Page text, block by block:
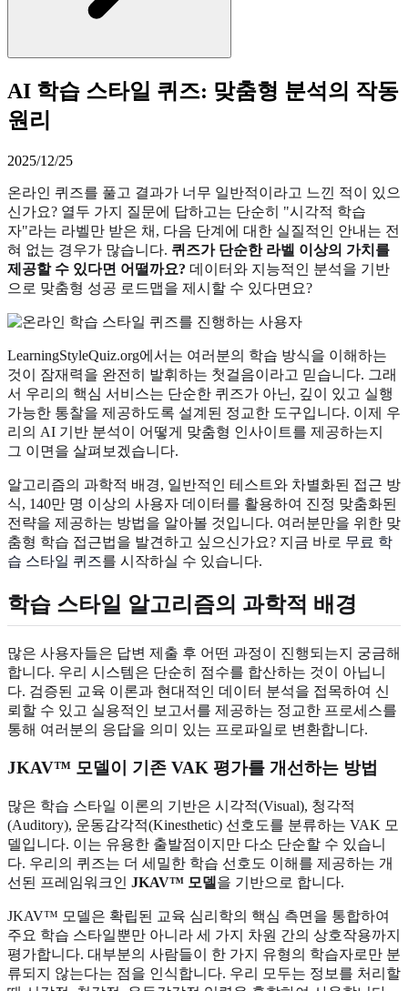
AI 학습 스타일 퀴즈: 맞춤형 분석의 작동
원리
2025/12/25
온라인 퀴즈를 풀고 결과가 너무 일반적이라고 느낀 적이 있으
신가요? 열두 가지 질문에 답하고는 단순히 "시각적 학습
자"라는 라벨만 받은 채, 다음 단계에 대한 실질적인 안내는 전
혀 없는 경우가 많습니다. 퀴즈가 단순한 라벨 이상의 가치를
제공할 수 있다면 어떨까요? 데이터와 지능적인 분석을 기반
으로 맞춤형 성공 로드맵을 제시할 수 있다면요?
LearningStyleQuiz.org에서는 여러분의 학습 방식을 이해하는
것이 잠재력을 완전히 발휘하는 첫걸음이라고 믿습니다. 그래
서 우리의 핵심 서비스는 단순한 퀴즈가 아닌, 깊이 있고 실행
가능한 통찰을 제공하도록 설계된 정교한 도구입니다. 이제 우
리의 AI 기반 분석이 어떻게 맞춤형 인사이트를 제공하는지
그 이면을 살펴보겠습니다.
알고리즘의 과학적 배경, 일반적인 테스트와 차별화된 접근 방
식, 140만 명 이상의 사용자 데이터를 활용하여 진정 맞춤화된
전략을 제공하는 방법을 알아볼 것입니다. 여러분만을 위한 맞
춤형 학습 접근법을 발견하고 싶으신가요? 지금 바로 무료 학
습 스타일 퀴즈를 시작하실 수 있습니다.
학습 스타일 알고리즘의 과학적 배경
많은 사용자들은 답변 제출 후 어떤 과정이 진행되는지 궁금해
합니다. 우리 시스템은 단순히 점수를 합산하는 것이 아닙니
다. 검증된 교육 이론과 현대적인 데이터 분석을 접목하여 신
뢰할 수 있고 실용적인 보고서를 제공하는 정교한 프로세스를
통해 여러분의 응답을 의미 있는 프로파일로 변환합니다.
JKAV™ 모델이 기존 VAK 평가를 개선하는 방법
많은 학습 스타일 이론의 기반은 시각적(Visual), 청각적
(Auditory), 운동감각적(Kinesthetic) 선호도를 분류하는 VAK 모
델입니다. 이는 유용한 출발점이지만 다소 단순할 수 있습니
다. 우리의 퀴즈는 더 세밀한 학습 선호도 이해를 제공하는 개
선된 프레임워크인 JKAV™ 모델 을 기반으로 합니다.
JKAV™ 모델은 확립된 교육 심리학의 핵심 측면을 통합하여
주요 학습 스타일뿐만 아니라 세 가지 차원 간의 상호작용까지
평가합니다. 대부분의 사람들이 한 가지 유형의 학습자로만 분
류되지 않는다는 점을 인식합니다. 우리 모두는 정보를 처리할